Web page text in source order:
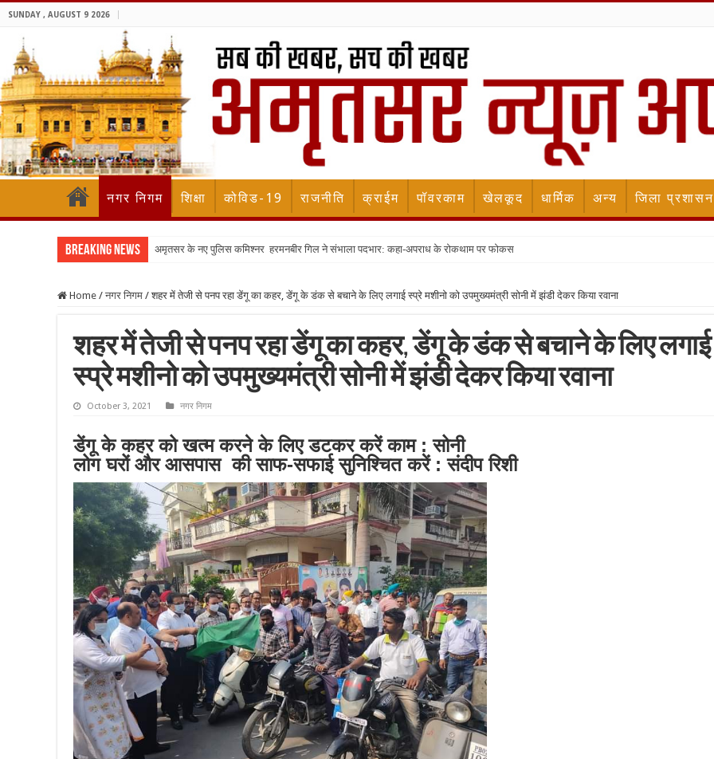
SUNDAY , AUGUST 9 2026
नगर निगम शिक्षा कोविड-19 राजनीति क्राईम पॉवरकाम खेलकूद धार्मिक अन्य जिला प्रशासन
Breaking News अमृतसर के नए पुलिस कमिश्नर हरमनबीर गिल ने संभाला पदभार: कहा-अपराध के रोकथाम पर फोकस
Home / नगर निगम / शहर में तेजी से पनप रहा डेंगू का कहर, डेंगू के डंक से बचाने के लिए लगाई स्प्रे मशीनो को उपमुख्यमंत्री सोनी में झंडी देकर किया रवाना
शहर में तेजी से पनप रहा डेंगू का कहर, डेंगू के डंक से बचाने के लिए लगाई
स्प्रे मशीनो को उपमुख्यमंत्री सोनी में झंडी देकर किया रवाना
October 3, 2021 नगर निगम
डेंगू के कहर को खत्म करने के लिए डटकर करें काम : सोनी
लोग घरों और आसपास की साफ-सफाई सुनिश्चित करें : संदीप रिशी